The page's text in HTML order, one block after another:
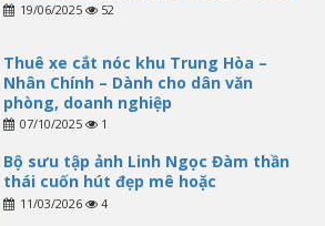
19/06/2025 52
Thuê xe cắt nóc khu Trung Hòa –
Nhân Chính – Dành cho dân văn
phòng, doanh nghiệp
07/10/2025 1
Bộ sưu tập ảnh Linh Ngọc Đàm thần
thái cuốn hút đẹp mê hoặc
11/03/2026 4